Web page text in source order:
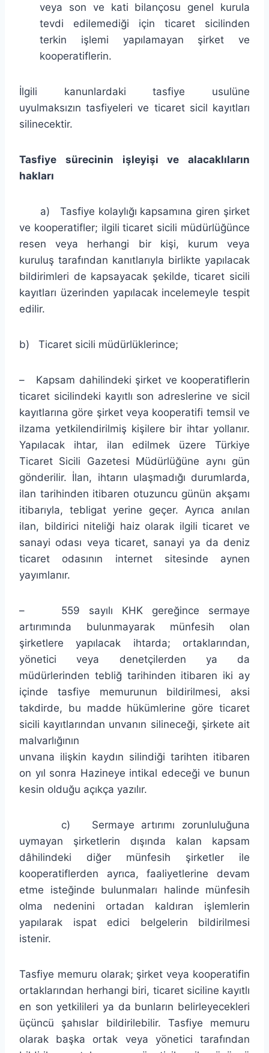
veya son ve kati bilançosu genel kurula
tevdi edilemediği için ticaret sicilinden
terkin işlemi yapılamayan şirket ve
kooperatiflerin.
İlgili kanunlardaki tasfiye usulüne
uyulmaksızın tasfiyeleri ve ticaret sicil kayıtları
silinecektir.
Tasfiye sürecinin işleyişi ve alacaklıların
hakları
a) Tasfiye kolaylığı kapsamına giren şirket
ve kooperatifler; ilgili ticaret sicili müdürlüğünce
resen veya herhangi bir kişi, kurum veya
kuruluş tarafından kanıtlarıyla birlikte yapılacak
bildirimleri de kapsayacak şekilde, ticaret sicili
kayıtları üzerinden yapılacak incelemeyle tespit
edilir.
b) Ticaret sicili müdürlüklerince;
– Kapsam dahilindeki şirket ve kooperatiflerin
ticaret sicilindeki kayıtlı son adreslerine ve sicil
kayıtlarına göre şirket veya kooperatifi temsil ve
ilzama yetkilendirilmiş kişilere bir ihtar yollanır.
Yapılacak ihtar, ilan edilmek üzere Türkiye
Ticaret Sicili Gazetesi Müdürlüğüne aynı gün
gönderilir. İlan, ihtarın ulaşmadığı durumlarda,
ilan tarihinden itibaren otuzuncu günün akşamı
itibarıyla, tebligat yerine geçer. Ayrıca anılan
ilan, bildirici niteliği haiz olarak ilgili ticaret ve
sanayi odası veya ticaret, sanayi ya da deniz
ticaret odasının internet sitesinde aynen
yayımlanır.
– 559 sayılı KHK gereğince sermaye
artırımında bulunmayarak münfesih olan
şirketlere yapılacak ihtarda; ortaklarından,
yönetici veya denetçilerden ya da
müdürlerinden tebliğ tarihinden itibaren iki ay
içinde tasfiye memurunun bildirilmesi, aksi
takdirde, bu madde hükümlerine göre ticaret
sicili kayıtlarından unvanın silineceği, şirkete ait
malvarlığının
unvana ilişkin kaydın silindiği tarihten itibaren
on yıl sonra Hazineye intikal edeceği ve bunun
kesin olduğu açıkça yazılır.
c) Sermaye artırımı zorunluluğuna
uymayan şirketlerin dışında kalan kapsam
dâhilindeki diğer münfesih şirketler ile
kooperatiflerden ayrıca, faaliyetlerine devam
etme isteğinde bulunmaları halinde münfesih
olma nedenini ortadan kaldıran işlemlerin
yapılarak ispat edici belgelerin bildirilmesi
istenir.
Tasfiye memuru olarak; şirket veya kooperatifin
ortaklarından herhangi biri, ticaret siciline kayıtlı
en son yetkilileri ya da bunların belirleyecekleri
üçüncü şahıslar bildirilebilir. Tasfiye memuru
olarak başka ortak veya yönetici tarafından